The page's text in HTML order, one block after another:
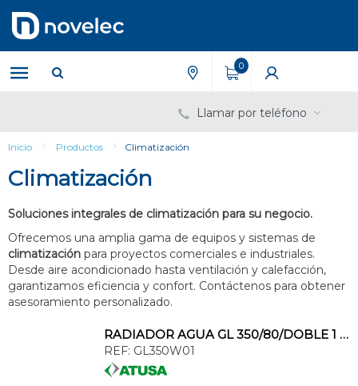
contenido
menú
de
navegación
0
Llamar por teléfono
Inicio Productos Climatización
Climatización
Soluciones integrales de climatización para su negocio.
Ofrecemos una amplia gama de equipos y sistemas de
climatización para proyectos comerciales e industriales.
Desde aire acondicionado hasta ventilación y calefacción,
garantizamos eficiencia y confort. Contáctenos para obtener
asesoramiento personalizado.
RADIADOR AGUA GL 350/80/DOBLE 1 EL.440x80x95mm 97-123W Al BL
REF: GL350W01